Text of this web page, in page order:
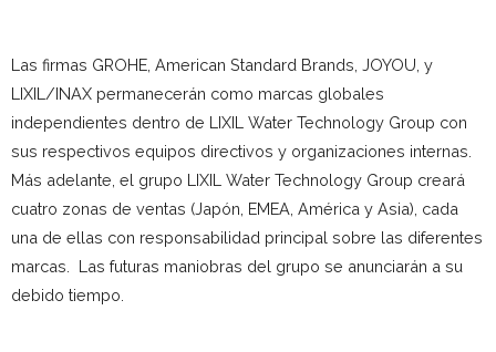
Las firmas GROHE, American Standard Brands, JOYOU, y
LIXIL/INAX permanecerán como marcas globales
independientes dentro de LIXIL Water Technology Group con
sus respectivos equipos directivos y organizaciones internas.
Más adelante, el grupo LIXIL Water Technology Group creará
cuatro zonas de ventas (Japón, EMEA, América y Asia), cada
una de ellas con responsabilidad principal sobre las diferentes
marcas. Las futuras maniobras del grupo se anunciarán a su
debido tiempo.